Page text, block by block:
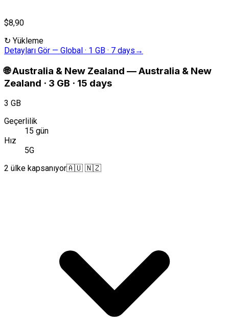
$8,90
↻ Yükleme
Detayları Gör — Global · 1 GB · 7 days →
🌐Australia & New Zealand —Australia & New
Zealand · 3 GB · 15 days
3 GB
Geçerlilik
15 gün
Hız
5G
2 ülke kapsanıyor🇦🇺 🇳🇿